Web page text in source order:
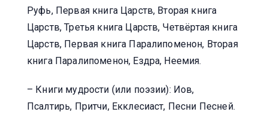
Руфь, Первая книга Царств, Вторая книга
Царств, Третья книга Царств, Четвёртая книга
Царств, Первая книга Паралипоменон, Вторая
книга Паралипоменон, Ездра, Неемия.
– Книги мудрости (или поэзии): Иов,
Псалтирь, Притчи, Екклесиаст, Песни Песней.